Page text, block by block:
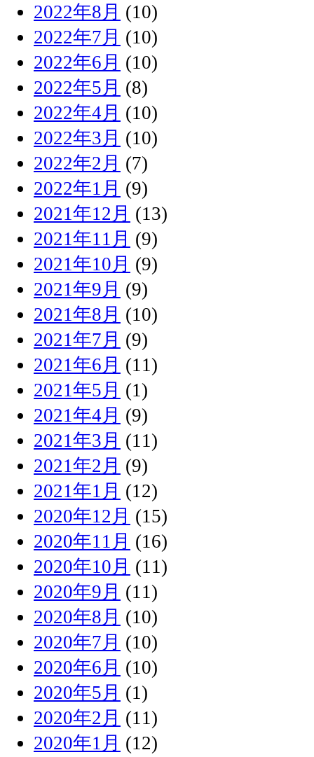
2022年8月 (10)
2022年7月 (10)
2022年6月 (10)
2022年5月 (8)
2022年4月 (10)
2022年3月 (10)
2022年2月 (7)
2022年1月 (9)
2021年12月 (13)
2021年11月 (9)
2021年10月 (9)
2021年9月 (9)
2021年8月 (10)
2021年7月 (9)
2021年6月 (11)
2021年5月 (1)
2021年4月 (9)
2021年3月 (11)
2021年2月 (9)
2021年1月 (12)
2020年12月 (15)
2020年11月 (16)
2020年10月 (11)
2020年9月 (11)
2020年8月 (10)
2020年7月 (10)
2020年6月 (10)
2020年5月 (1)
2020年2月 (11)
2020年1月 (12)